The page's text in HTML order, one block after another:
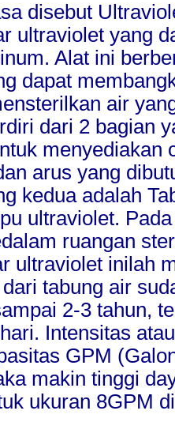
disebut
ultraviolet yang
Alat ini
dapat
air
dari 2 bagian
menyediakan
arus yang
kedua adalah
ultraviolet.
ruangan
ultraviolet inilah
tabung air
2-3 tahun,
Intensitas
GPM
makin tinggi
ukuran 8GPM